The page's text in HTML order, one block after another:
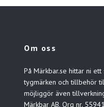
Om oss
På Märkbar.se hittar ni
tygmärken och tillbehör
möjliggör även
Märkbar AB, Org nr.